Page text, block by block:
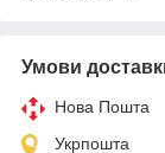
Умови
Нова Пошта
Укрпошта